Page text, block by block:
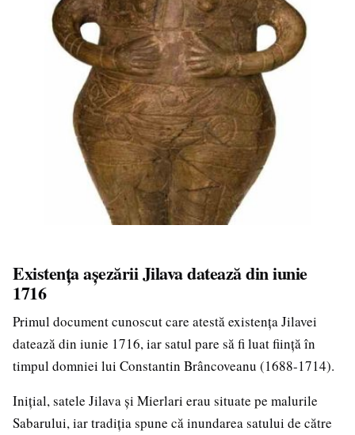
Existența așezării Jilava datează din iunie
1716
Primul document cunoscut care atestă existența Jilavei
datează din iunie 1716, iar satul pare să fi luat ființă în
timpul domniei lui Constantin Brâncoveanu (1688-1714).
Inițial, satele Jilava și Mierlari erau situate pe malurile
Sabarului, iar tradiția spune că inundarea satului de către